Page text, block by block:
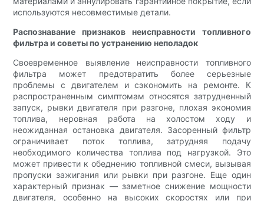
используются несовместимые детали.
Распознавание признаков неисправности топливного
фильтра и советы по устранению неполадок
Своевременное выявление неисправности топливного
фильтра может предотвратить более серьезные
проблемы с двигателем и сэкономить на ремонте. К
распространенным симптомам относятся затрудненный
запуск, рывки двигателя при разгоне, плохая экономия
топлива, неровная работа на холостом ходу и
неожиданная остановка двигателя. Засоренный фильтр
ограничивает поток топлива, затрудняя подачу
необходимого количества топлива под нагрузкой. Это
может привести к обеднению топливной смеси, вызывая
пропуски зажигания или рывки при разгоне. Еще один
характерный признак — заметное снижение мощности
двигателя, особенно на высоких скоростях или при